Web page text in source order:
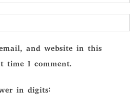
and website in this
time I comment.
in digits: